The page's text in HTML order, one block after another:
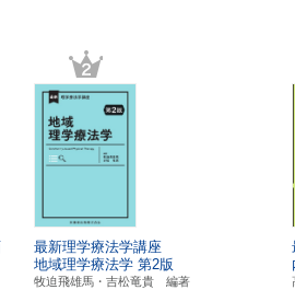
最新理学療法学講座
地域理学療法学 第2版
牧迫飛雄馬・吉松竜貴 編著